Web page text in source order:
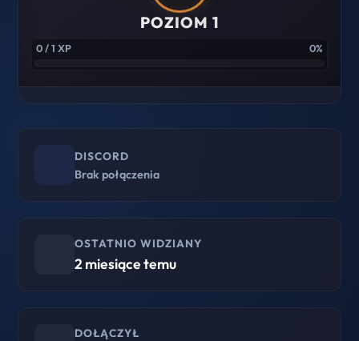
POZIOM 1
0 / 1 XP 0%
DISCORD
Brak połączenia
OSTATNIO WIDZIANY
2 miesiące temu
DOŁĄCZYŁ